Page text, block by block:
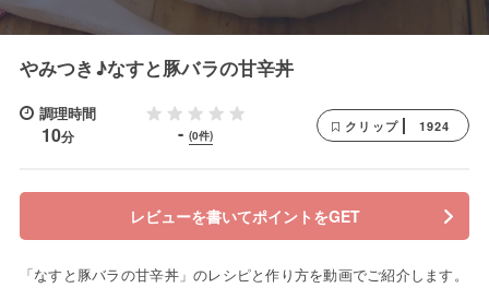
やみつき♪なすと豚バラの甘辛丼
調理時間
10分 - (0件)
クリップ 1924
レビューを書いてポイントをGET
「なすと豚バラの甘辛丼」のレシピと作り方を動画でご紹介します。